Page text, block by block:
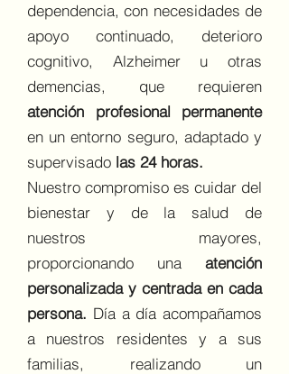
dependencia, con necesidades de
apoyo continuado, deterioro
cognitivo, Alzheimer u otras
demencias, que requieren
atención profesional permanente
en un entorno seguro, adaptado y
supervisado las 24 horas.
Nuestro compromiso es cuidar del
bienestar y de la salud de
nuestros mayores,
proporcionando una atención
personalizada y centrada en cada
persona. Día a día acompañamos
a nuestros residentes y a sus
familias, realizando un